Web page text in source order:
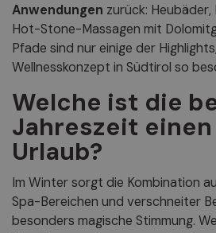
Anwendungen zurück:
Hot-Stone-Massagen mit
Pfade sind nur einige der
Wellnesskonzept in Südtirol so
Welche ist die
Jahreszeit
Urlaub?
Im Winter sorgt die Kombination
Spa-Bereichen und verschneiter
besonders magische Stimmung.